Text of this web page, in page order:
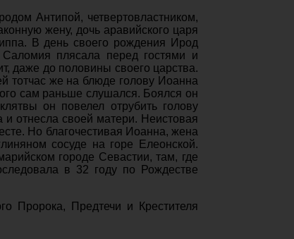
Антипой, четвертовластником,
жену, дочь аравийского царя
В день своего рождения Ирод
плясала перед гостями и
даже до половины своего царства.
тотчас же на блюде голову Иоанна
сам раньше слушался. Боялся он
он повелел отрубить голову
отнесла своей матери. Неистовая
Но благочестивая Иоанна, жена
сосуде на горе Елеонской.
городе Севастии, там, где
в 32 году по Рождестве
Пророка, Предтечи и Крестителя